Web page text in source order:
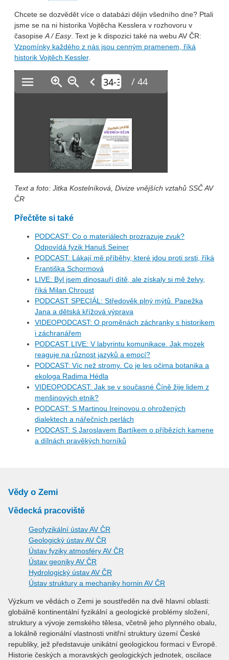
Chcete se dozvědět více o databázi dějin všedního dne? Ptali
jsme se na ni historika Vojtěcha Kesslera v rozhovoru v
časopiseA / Easy. Text je k dispozici také na webu AV ČR:
Vzpomínky každého z nás jsou cenným pramenem, říká
historik Vojtěch Kessler.
Text a foto: Jitka Kostelníková, Divize vnějších vztahů SSČ AV
ČR
Přečtěte si také
PODCAST: Co o materiálech prozrazuje zvuk?
Odpovídá fyzik Hanuš Seiner
PODCAST: Lákají mě příběhy, které jdou proti srsti, říká
Františka Schormová
LIVE: Byl jsem dinosauří dítě, ale získaly si mě želvy,
říká Milan Chroust
PODCAST SPECIÁL: Středověk plný mýtů. Papežka
Jana a dětská křížová výprava
VIDEOPODCAST: O proměnách záchranky s historikem
i záchranářem
PODCAST LIVE: V labyrintu komunikace. Jak mozek
reaguje na různost jazyků a emocí?
PODCAST: Víc než stromy. Co je les očima botanika a
ekologa Radima Hédla
VIDEOPODCAST: Jak se v současné Číně žije lidem z
menšinových etnik?
PODCAST: S Martinou Ireinovou o ohrožených
dialektech a nářečních perlách
PODCAST: S Jaroslavem Bartíkem o příbězích kamene
a dílnách pravěkých horníků
Vědy o Zemi
Vědecká pracoviště
Geofyzikální ústav AV ČR
Geologický ústav AV ČR
Ústav fyziky atmosféry AV ČR
Ústav geoniky AV ČR
Hydrologický ústav AV ČR
Ústav struktury a mechaniky hornin AV ČR
Výzkum ve vědách o Zemi je soustředěn na dvě hlavní oblasti:
globálně kontinentální fyzikální a geologické problémy složení,
struktury a vývoje zemského tělesa, včetně jeho plynného obalu,
a lokálně regionální vlastnosti vnitřní struktury území České
republiky, jež představuje unikátní geologickou formaci v Evropě.
Historie českých a moravských geologických jednotek, oscilace